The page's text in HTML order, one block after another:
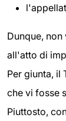
Dunque,
all'atto di
Per giunta, il
che vi fosse
Piuttosto,